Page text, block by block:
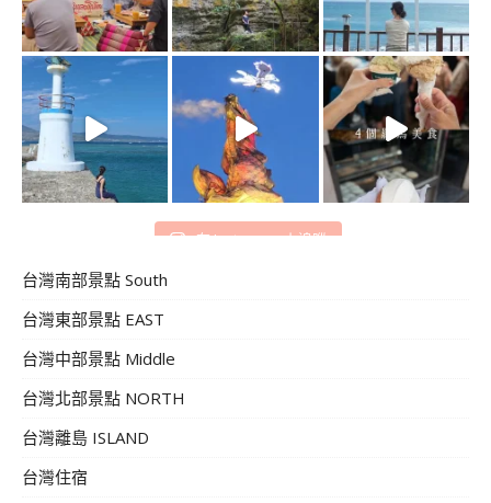
在 Instagram 上追蹤
台灣南部景點 South
台灣東部景點 EAST
台灣中部景點 Middle
台灣北部景點 NORTH
台灣離島 ISLAND
台灣住宿